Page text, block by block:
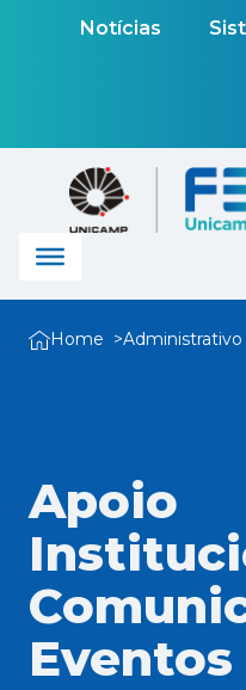
Notícias
Home Administrativo
Apoio
Eventos